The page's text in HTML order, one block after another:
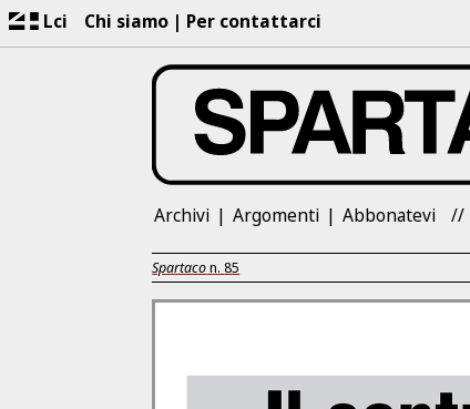
Lci Chi siamo Per contattarci
Archivi Argomenti Abbonatevi
Spartacon.85